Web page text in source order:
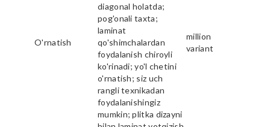
O'rnatish
diagonal holatda;
pog'onali taxta;
laminat
qo'shimchalardan
foydalanish chiroyli
ko'rinadi; yo'l chetini
o'rnatish; siz uch
rangli texnikadan
foydalanishingiz
mumkin; plitka dizayni
million
variant